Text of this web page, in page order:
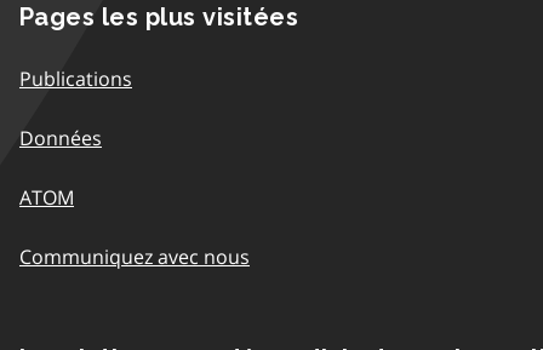
Pages les plus visitées
Publications
Données
ATOM
Communiquez avec nous